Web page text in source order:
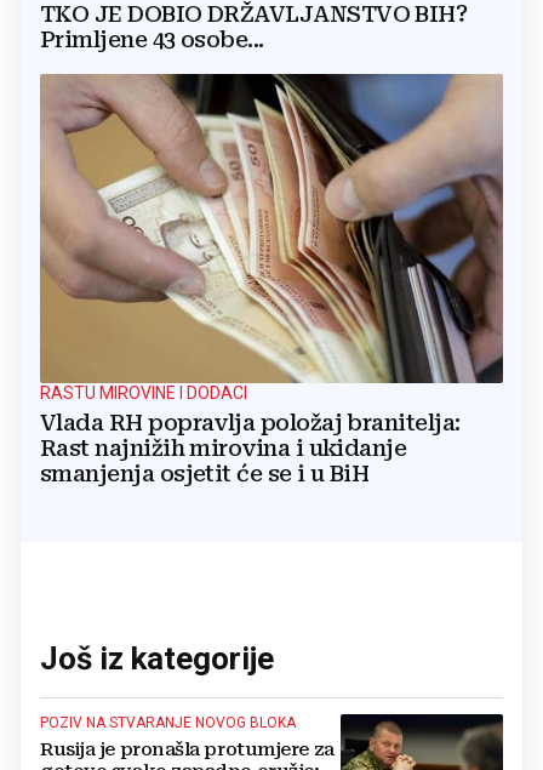
TKO JE DOBIO DRŽAVLJANSTVO BIH?
Primljene 43 osobe...
RASTU MIROVINE I DODACI
Vlada RH popravlja položaj branitelja:
Rast najnižih mirovina i ukidanje
smanjenja osjetit će se i u BiH
Još iz kategorije
POZIV NA STVARANJE NOVOG BLOKA
Rusija je pronašla protumjere za